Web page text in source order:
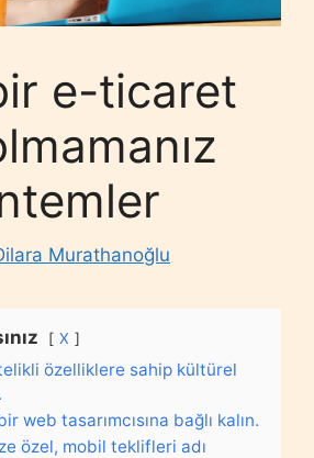
bir e-ticaret
Murathanoğlu
X
özelliklere sahip kültürel
web tasarımcısına bağlı kalın.
özel, mobil teklifleri adı